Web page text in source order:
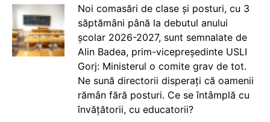
Noi comasări de clase și posturi, cu 3
săptămâni până la debutul anului
școlar 2026-2027, sunt semnalate de
Alin Badea, prim-vicepreședinte USLI
Gorj: Ministerul o comite grav de tot.
Ne sună directorii disperați că oamenii
rămân fără posturi. Ce se întâmplă cu
învățătorii, cu educatorii?